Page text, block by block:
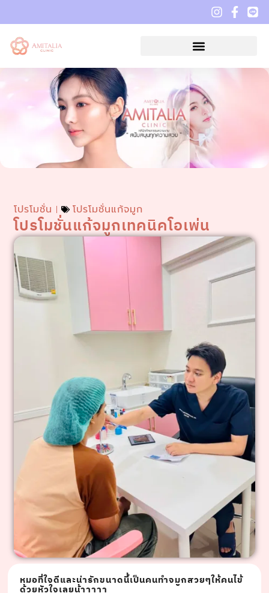
โปรโมชั่น โปรโมชั่นแก้จมูก
โปรโมชั่นแก้จมูกเทคนิคโอเพ่น
หมอที่ใจดีและน่ารักขนาดนี้เป็นคนทำจมูกสวยๆให้คนไข้
ด้วยหัวใจเลยน้าาาาา